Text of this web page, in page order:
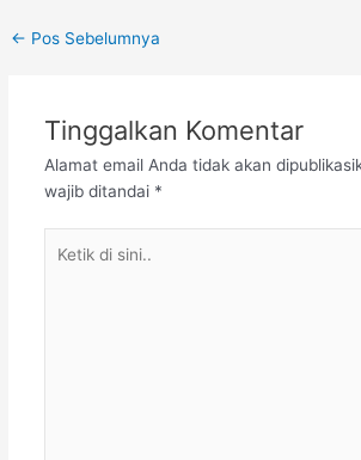
Post
← Pos Sebelumnya
Tinggalkan Komentar
Alamat email Anda tidak akan
wajib ditandai *